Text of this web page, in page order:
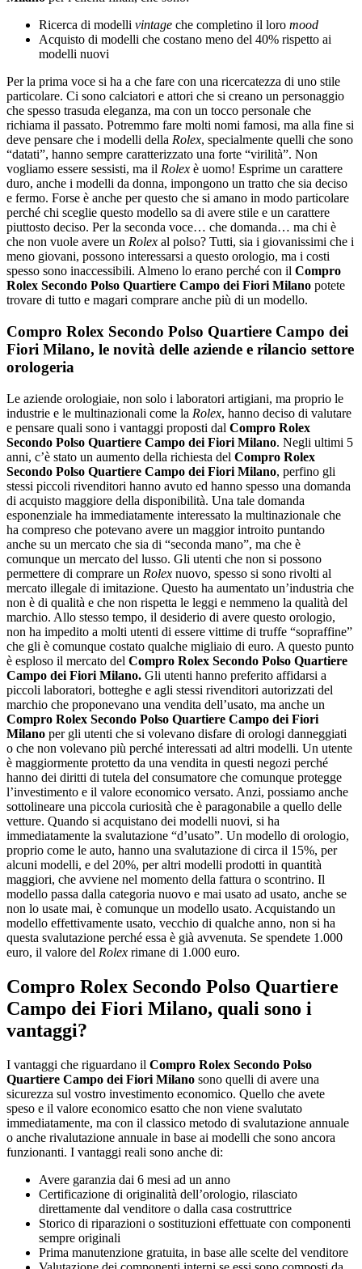
Ricerca di modelli vintage che completino il loro mood
Acquisto di modelli che costano meno del 40% rispetto ai
modelli nuovi
Per la prima voce si ha a che fare con una ricercatezza di uno stile
particolare. Ci sono calciatori e attori che si creano un personaggio
che spesso trasuda eleganza, ma con un tocco personale che
richiama il passato. Potremmo fare molti nomi famosi, ma alla fine si
deve pensare che i modelli della Rolex, specialmente quelli che sono
“datati”, hanno sempre caratterizzato una forte “virilità”. Non
vogliamo essere sessisti, ma il Rolex è uomo! Esprime un carattere
duro, anche i modelli da donna, impongono un tratto che sia deciso
e fermo. Forse è anche per questo che si amano in modo particolare
perché chi sceglie questo modello sa di avere stile e un carattere
piuttosto deciso. Per la seconda voce… che domanda… ma chi è
che non vuole avere un Rolex al polso? Tutti, sia i giovanissimi che i
meno giovani, possono interessarsi a questo orologio, ma i costi
spesso sono inaccessibili. Almeno lo erano perché con il Compro
Rolex Secondo Polso Quartiere Campo dei Fiori Milano potete
trovare di tutto e magari comprare anche più di un modello.
Compro Rolex Secondo Polso Quartiere Campo dei
Fiori Milano, le novità delle aziende e rilancio settore
orologeria
Le aziende orologiaie, non solo i laboratori artigiani, ma proprio le
industrie e le multinazionali come la Rolex, hanno deciso di valutare
e pensare quali sono i vantaggi proposti dal Compro Rolex
Secondo Polso Quartiere Campo dei Fiori Milano. Negli ultimi 5
anni, c’è stato un aumento della richiesta del Compro Rolex
Secondo Polso Quartiere Campo dei Fiori Milano, perfino gli
stessi piccoli rivenditori hanno avuto ed hanno spesso una domanda
di acquisto maggiore della disponibilità. Una tale domanda
esponenziale ha immediatamente interessato la multinazionale che
ha compreso che potevano avere un maggior introito puntando
anche su un mercato che sia di “seconda mano”, ma che è
comunque un mercato del lusso. Gli utenti che non si possono
permettere di comprare un Rolex nuovo, spesso si sono rivolti al
mercato illegale di imitazione. Questo ha aumentato un’industria che
non è di qualità e che non rispetta le leggi e nemmeno la qualità del
marchio. Allo stesso tempo, il desiderio di avere questo orologio,
non ha impedito a molti utenti di essere vittime di truffe “sopraffine”
che gli è comunque costato qualche migliaio di euro. A questo punto
è esploso il mercato del Compro Rolex Secondo Polso Quartiere
Campo dei Fiori Milano. Gli utenti hanno preferito affidarsi a
piccoli laboratori, botteghe e agli stessi rivenditori autorizzati del
marchio che proponevano una vendita dell’usato, ma anche un
Compro Rolex Secondo Polso Quartiere Campo dei Fiori
Milano per gli utenti che si volevano disfare di orologi danneggiati
o che non volevano più perché interessati ad altri modelli. Un utente
è maggiormente protetto da una vendita in questi negozi perché
hanno dei diritti di tutela del consumatore che comunque protegge
l’investimento e il valore economico versato. Anzi, possiamo anche
sottolineare una piccola curiosità che è paragonabile a quello delle
vetture. Quando si acquistano dei modelli nuovi, si ha
immediatamente la svalutazione “d’usato”. Un modello di orologio,
proprio come le auto, hanno una svalutazione di circa il 15%, per
alcuni modelli, e del 20%, per altri modelli prodotti in quantità
maggiori, che avviene nel momento della fattura o scontrino. Il
modello passa dalla categoria nuovo e mai usato ad usato, anche se
non lo usate mai, è comunque un modello usato. Acquistando un
modello effettivamente usato, vecchio di qualche anno, non si ha
questa svalutazione perché essa è già avvenuta. Se spendete 1.000
euro, il valore del Rolex rimane di 1.000 euro.
Compro Rolex Secondo Polso Quartiere
Campo dei Fiori Milano, quali sono i
vantaggi?
I vantaggi che riguardano il Compro Rolex Secondo Polso
Quartiere Campo dei Fiori Milano sono quelli di avere una
sicurezza sul vostro investimento economico. Quello che avete
speso e il valore economico esatto che non viene svalutato
immediatamente, ma con il classico metodo di svalutazione annuale
o anche rivalutazione annuale in base ai modelli che sono ancora
funzionanti. I vantaggi reali sono anche di:
Avere garanzia dai 6 mesi ad un anno
Certificazione di originalità dell’orologio, rilasciato
direttamente dal venditore o dalla casa costruttrice
Storico di riparazioni o sostituzioni effettuate con componenti
sempre originali
Prima manutenzione gratuita, in base alle scelte del venditore